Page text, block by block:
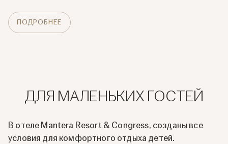
ПОДРОБНЕЕ
ДЛЯ МАЛЕНЬКИХ ГОСТЕЙ
В отеле Mantera Resort & Congress, созданы все
условия для комфортного отдыха детей.